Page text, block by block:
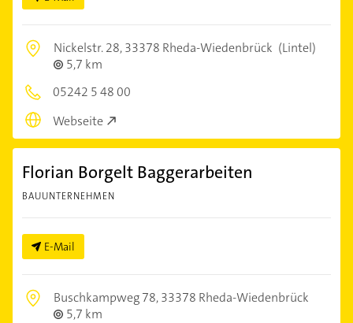
Nickelstr. 28,33378 Rheda-Wiedenbrück (Lintel)
5,7 km
05242 5 48 00
Webseite
Florian Borgelt Baggerarbeiten
BAUUNTERNEHMEN
E-Mail
Buschkampweg 78,33378 Rheda-Wiedenbrück
5,7 km